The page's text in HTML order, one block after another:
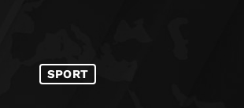
SPORT